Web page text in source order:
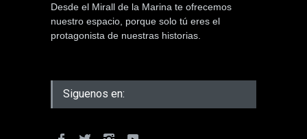
Desde el Mirall de la Marina te ofrecemos
nuestro espacio, porque solo tú eres el
protagonista de nuestras historias.
Siguenos en: